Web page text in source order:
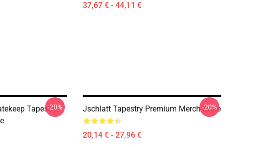
37,67 € - 44,11 €
Tapestry
-20% Jschlatt Tapestry Premium Merch Store
20,14 € - 27,96 €
-20%